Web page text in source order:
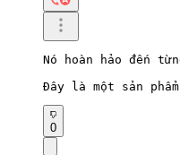
Nó hoàn hảo đến
Đây là một sản
0